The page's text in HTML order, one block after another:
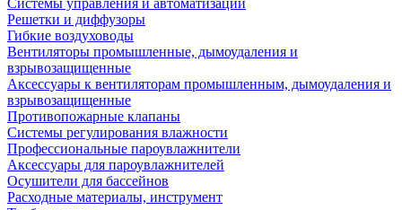
Системы управления и автоматизации
Решетки и диффузоры
Гибкие воздуховоды
Вентиляторы промышленные, дымоудаления и
взрывозащищенные
Аксессуары к вентиляторам промышленным, дымоудаления и
взрывозащищенные
Противопожарные клапаны
Системы регулирования влажности
Профессиональные пароувлажнители
Аксессуары для пароувлажнителей
Осушители для бассейнов
Расходные материалы, инструмент